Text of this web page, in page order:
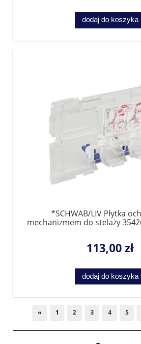
dodaj do koszyka
*SCHWAB/LIV Płytka
mechanizmem do stelaży
SZTUKI
113,00 zł
dodaj do koszyka
« 1 2 3 4 5